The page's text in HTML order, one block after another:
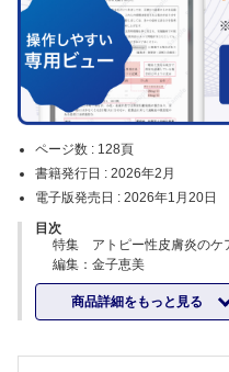
ページ数 : 128頁
書籍発行日 : 2026年2月
電子版発売日 : 2026年1月20日
目次
特集 アトピー性皮膚炎の
編集：金子恵美
【カラーグラフ】
アレルギー児サマーキャン
髙橋 惠
商品詳細をもっと見る